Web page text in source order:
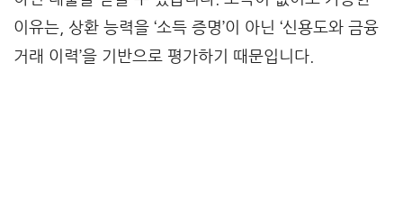
이유는, 상환 능력을 ‘소득 증명’이 아닌 ‘신용도와 금융
거래 이력’을 기반으로 평가하기 때문입니다.